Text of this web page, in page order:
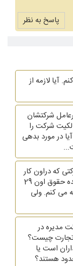
پاسخ به نظر
آیا لازمه از
شرکتشان
حقوق به من 9% از مالکیت شرکت را
در مورد بدهی
از شرکتی که دراون کار
میکردم استعفا دادم و کارفرما فعلا حاضر نشده حقوق اون 29
می کنم. ولی
مدیره در
تجارت چیست؟
است یا
هستند؟